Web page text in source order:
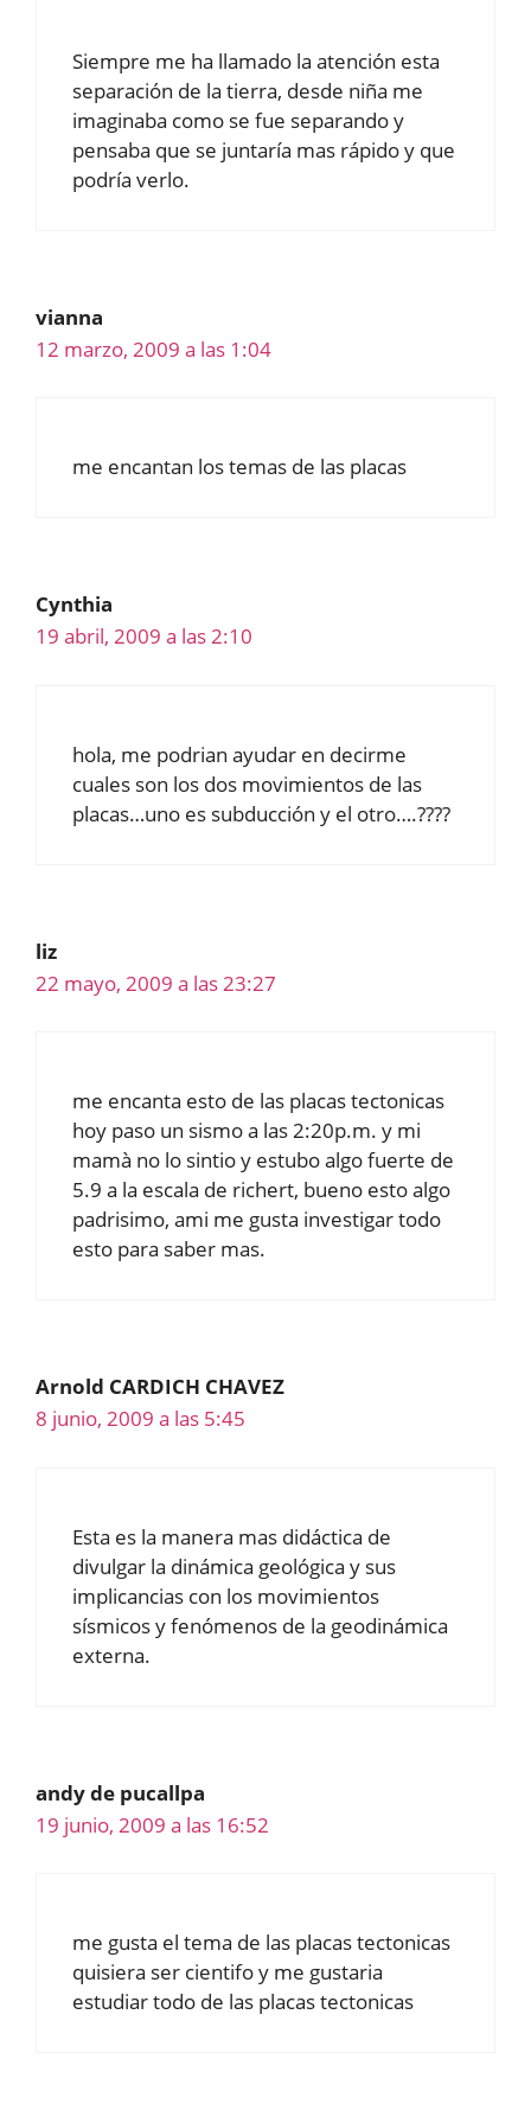
Siempre me ha llamado la atención esta
separación de la tierra, desde niña me
imaginaba como se fue separando y
pensaba que se juntaría mas rápido y que
podría verlo.
vianna
12 marzo, 2009 a las 1:04
me encantan los temas de las placas
Cynthia
19 abril, 2009 a las 2:10
hola, me podrian ayudar en decirme
cuales son los dos movimientos de las
placas…uno es subducción y el otro….????
liz
22 mayo, 2009 a las 23:27
me encanta esto de las placas tectonicas
hoy paso un sismo a las 2:20p.m. y mi
mamà no lo sintio y estubo algo fuerte de
5.9 a la escala de richert, bueno esto algo
padrisimo, ami me gusta investigar todo
esto para saber mas.
Arnold CARDICH CHAVEZ
8 junio, 2009 a las 5:45
Esta es la manera mas didáctica de
divulgar la dinámica geológica y sus
implicancias con los movimientos
sísmicos y fenómenos de la geodinámica
externa.
andy de pucallpa
19 junio, 2009 a las 16:52
me gusta el tema de las placas tectonicas
quisiera ser cientifo y me gustaria
estudiar todo de las placas tectonicas